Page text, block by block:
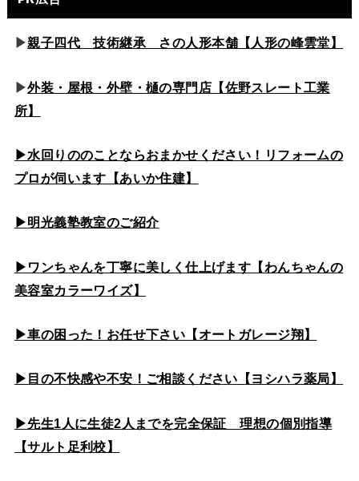
▶親子四代 技術継承 さの人形本舗【人形の峰雲堂】
▶外装・屋根・外壁・樋の専門店【佐野スレート工業
所】
▶水回りののことならおまかせください！リフォームの
プロが伺います【あいか住建】
▶明光義塾教室のご紹介
▶ワンちゃんを丁寧に美しく仕上げます【わんちゃんの
美容室カラーワイズ】
▶車の困った！お任せ下さい【オートガレージ翔】
▶目の不快感や不安！ご相談ください【ヨシハラ薬局】
▶先生1人に生徒2人までを完全保証 理想の個別指導
【サルト足利校】